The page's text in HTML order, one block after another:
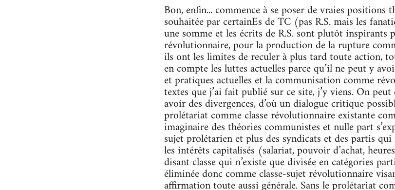
Bon, enfin... commence à se poser de vraies positions
souhaitée par certainEs de TC (pas R.S. mais les
une somme et les écrits de R.S. sont plutôt
révolutionnaire, pour la production de la rupture
ils ont les limites de reculer à plus tard toute action,
en compte les luttes actuelles parce qu’il ne peut y
et pratiques actuelles et la communisation comme
textes que j’ai fait publié sur ce site, j’y viens. On
avoir des divergences, d’où un dialogue critique
prolétariat comme classe révolutionnaire existante
imaginaire des théories communistes et nulle part
sujet prolétarien et plus des syndicats et des partis
les intérêts capitalisés (salariat, pouvoir d’achat,
disant classe qui n’existe que divisée en catégories
éliminée donc comme classe-sujet révolutionnaire
affirmation toute aussi générale. Sans le prolétariat